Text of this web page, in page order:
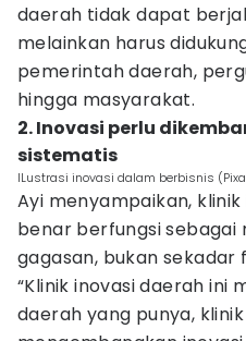
daerah tidak dapat
melainkan harus
pemerintah daerah,
hingga masyarakat.
2. Inovasi perlu
sistematis
ILustrasi inovasi dalam berbisnis
Ayi menyampaikan,
benar berfungsi
gagasan, bukan sekadar
“Klinik inovasi daerah ini
daerah yang punya,